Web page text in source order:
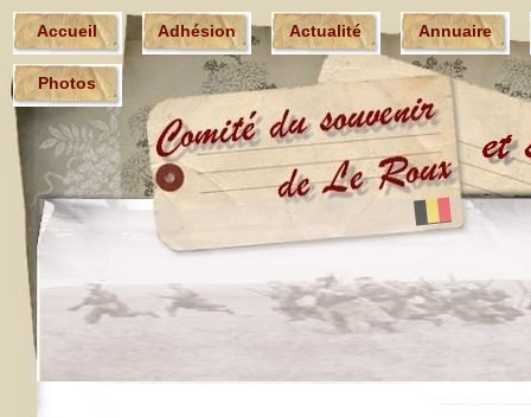
Accueil Adhésion Actualité Annuaire
Photos